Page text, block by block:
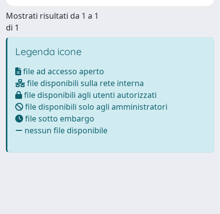
Mostrati risultati da 1 a 1
di 1
Legenda icone
file ad accesso aperto
file disponibili sulla rete interna
file disponibili agli utenti autorizzati
file disponibili solo agli amministratori
file sotto embargo
nessun file disponibile